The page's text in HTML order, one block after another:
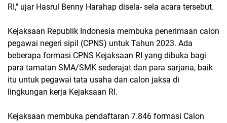
RI," ujar Hasrul Benny Harahap disela- sela acara tersebut.
Kejaksaan Republik Indonesia membuka penerimaan calon
pegawai negeri sipil (CPNS) untuk Tahun 2023. Ada
beberapa formasi CPNS Kejaksaan RI yang dibuka bagi
para tamatan SMA/SMK sederajat dan para sarjana, baik
itu untuk pegawai tata usaha dan calon jaksa di
lingkungan kerja Kejaksaan RI.
Kejaksaan membuka pendaftaran 7.846 formasi Calon